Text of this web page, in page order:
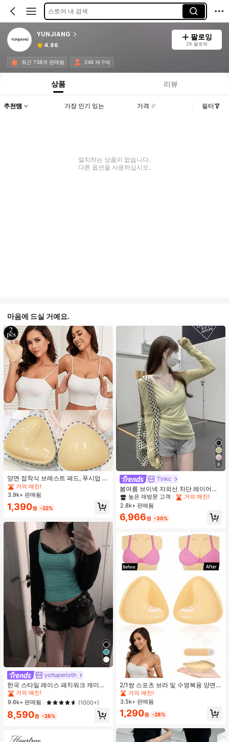
스토어 내 검색
YUNJIANG
4.86
팔로잉
2K 팔로워
최근 738개 판매됨 246 재구매
상품 리뷰
추천템 가장 인기 있는 가격 필터
일치하는 상품이 없습니다.
다른 옵션을 사용하십시오.
마음에 드실 거예요.
양면 접착식 브레스트 패드, 푸시업 및
리프트업 디자인, 방수 접착 컵, 브라
패딩 및 가슴 보정 제품에 적합
#1 TOP 3위
거의 매진!
#1 TOP 3위
음악 축제 여성 브라 액세서리
거의 매진!
#1 TOP 3위
음악 축제 여성 브라 액세서리
거의 매진!
#1 TOP 3위
거의 매진!
3.9k+ 판매됨
1,390원 -22%
yohuperloth
한국 스타일 레이스 패치워크 캐미솔
탱크 탑, Y2K 에스테틱, 스트리트웨어
캐주얼 여름
#1 TOP 3위
에서 녹색 다용도로 활용 가능한 데일리 탑
거의 매진!
#1 TOP 3위
에서 녹색 다용도로 활용 가능한 데일리 탑
거의 매진!
#1 TOP 3위
에서 녹색 다용도로 활용 가능한 데일리 탑
거의 매진!
#1 TOP 3위
에서 녹색 다용도로 활용 가능한 데일리 탑
거의 매진!
9.6k+ 판매됨 (1000+)
8,590원 -26%
6
Tinkc
봄여름 브이넥 자외선 차단 레이어링
다용도 긴팔 티셔츠 여성용 탑, 유로
썸머 옐로우
#1 TOP 3위
에서 노란색 오피스 데일리 탑
높은 재방문 고객
#1 TOP 3위
에서 노란색 오피스 데일리 탑
높은 재방문 고객
거의 매진!
#1 TOP 3위
에서 노란색 오피스 데일리 탑
높은 재방문 고객
거의 매진!
#1 TOP 3위
높은 재방문 고객
2.8k+ 판매됨
6,966원 -30%
2/1쌍 스포츠 브라 및 수영복용 양면
접착 브라 패드
거의 매진!
3.5k+ 판매됨
1,290원 -28%